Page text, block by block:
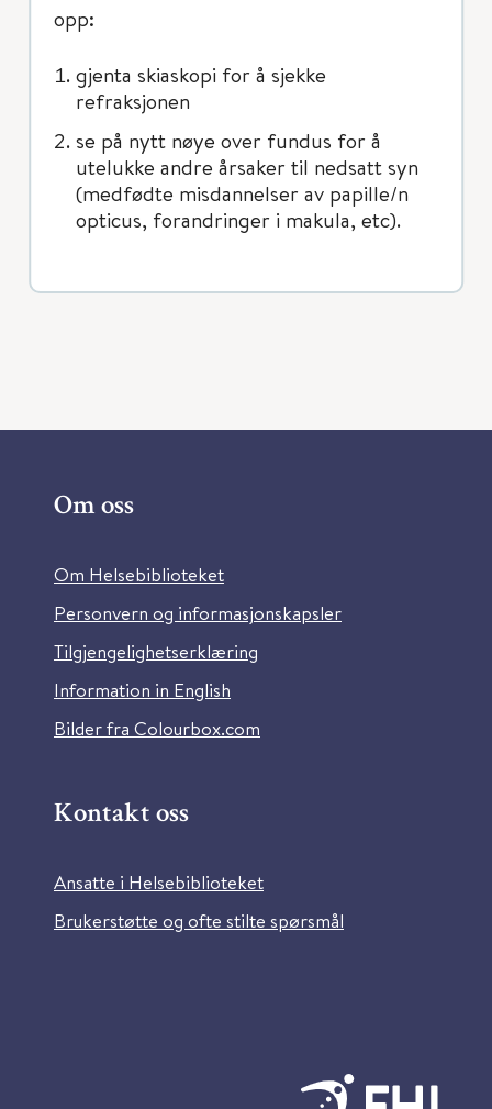
opp:
gjenta skiaskopi for å sjekke
refraksjonen
se på nytt nøye over fundus for å
utelukke andre årsaker til nedsatt syn
(medfødte misdannelser av papille/n
opticus, forandringer i makula, etc).
Om oss
Om Helsebiblioteket
Personvern og informasjonskapsler
Tilgjengelighetserklæring
Information in English
Bilder fra Colourbox.com
Kontakt oss
Ansatte i Helsebiblioteket
Brukerstøtte og ofte stilte spørsmål